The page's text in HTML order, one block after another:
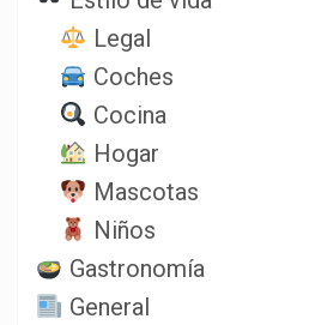
Legal
Coches
Cocina
Hogar
Mascotas
Niños
Gastronomía
General